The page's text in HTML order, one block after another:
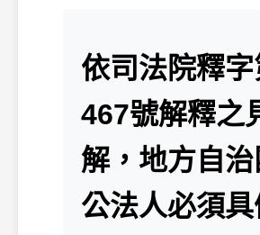
依司法院釋
467號解釋之
解，地方自
公法人必須